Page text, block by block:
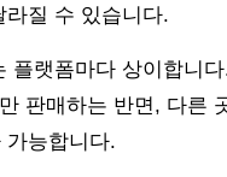
라질 수 있습니다.
플랫폼마다 상이합니
판매하는 반면, 다른
가능합니다.